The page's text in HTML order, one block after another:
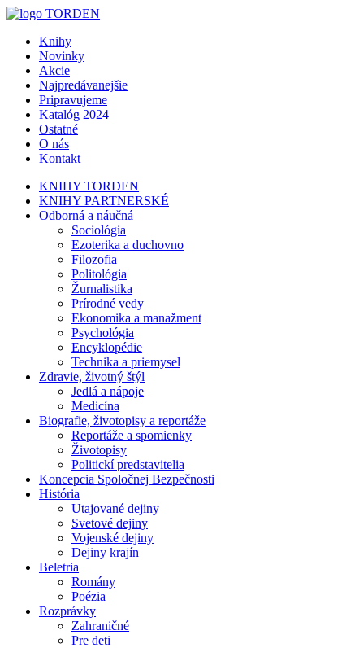
Knihy
Novinky
Akcie
Najpredávanejšie
Pripravujeme
Katalóg 2024
Ostatné
O nás
Kontakt
KNIHY TORDEN
KNIHY PARTNERSKÉ
Odborná a náučná
Sociológia
Ezoterika a duchovno
Filozofia
Politológia
Žurnalistika
Prírodné vedy
Ekonomika a manažment
Psychológia
Encyklopédie
Technika a priemysel
Zdravie, životný štýl
Jedlá a nápoje
Medicína
Biografie, životopisy a reportáže
Reportáže a spomienky
Životopisy
Politickí predstavitelia
Koncepcia Spoločnej Bezpečnosti
História
Utajované dejiny
Svetové dejiny
Vojenské dejiny
Dejiny krajín
Beletria
Romány
Poézia
Rozprávky
Zahraničné
Pre deti